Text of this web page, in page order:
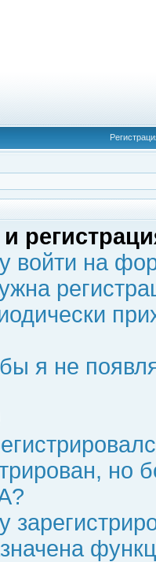
войти на
я не
но